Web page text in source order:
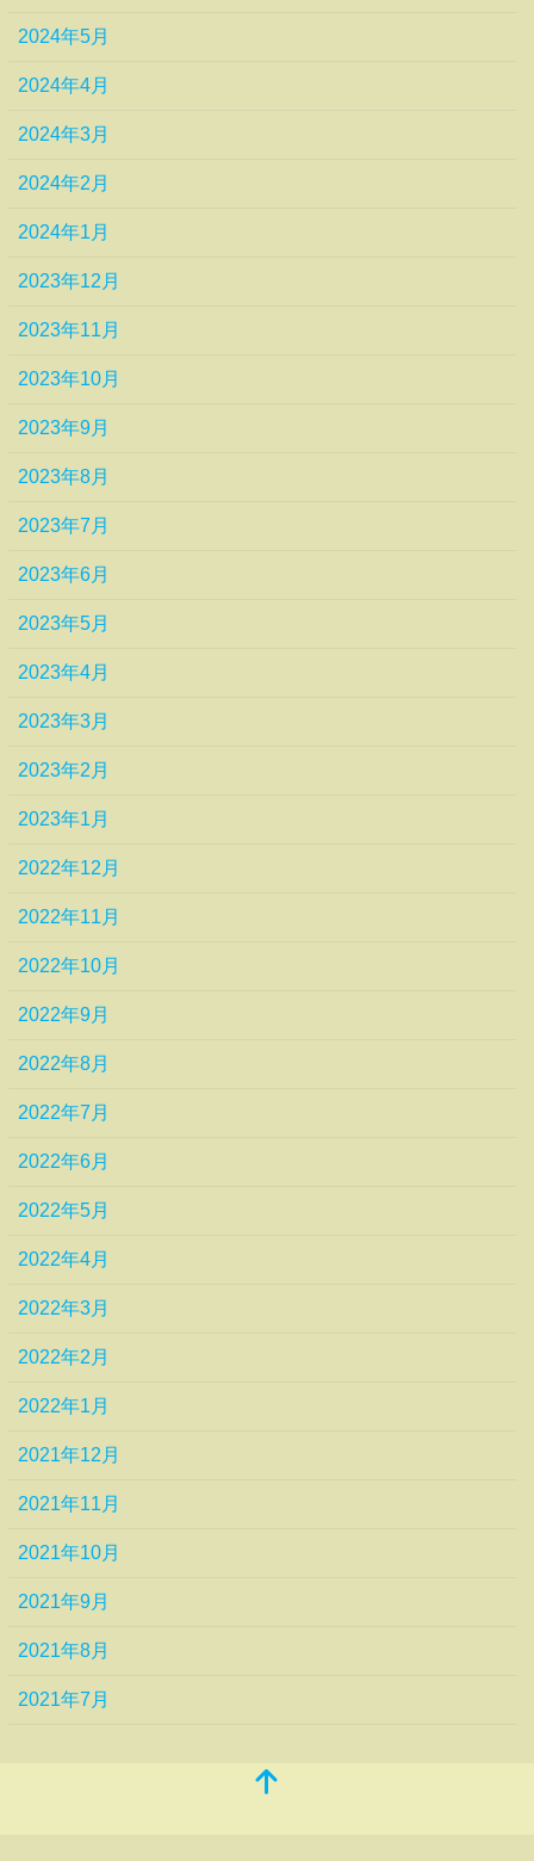
2024年5月
2024年4月
2024年3月
2024年2月
2024年1月
2023年12月
2023年11月
2023年10月
2023年9月
2023年8月
2023年7月
2023年6月
2023年5月
2023年4月
2023年3月
2023年2月
2023年1月
2022年12月
2022年11月
2022年10月
2022年9月
2022年8月
2022年7月
2022年6月
2022年5月
2022年4月
2022年3月
2022年2月
2022年1月
2021年12月
2021年11月
2021年10月
2021年9月
2021年8月
2021年7月